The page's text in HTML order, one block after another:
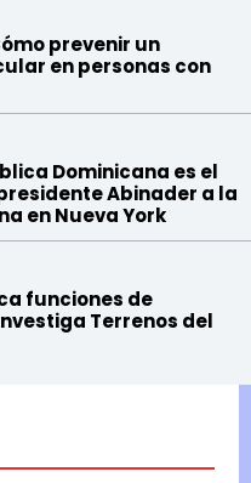
prevenir un
en personas con
Dominicana es el
Abinader a la
en Nueva York
funciones de
Terrenos del